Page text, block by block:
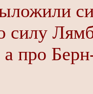
силу
а про